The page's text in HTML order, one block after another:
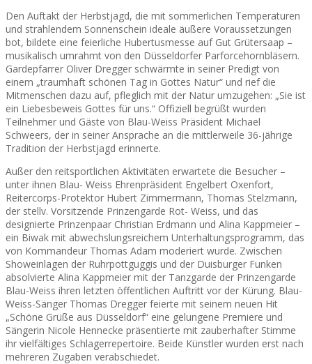
Den Auftakt der Herbstjagd, die mit sommerlichen Temperaturen
und strahlendem Sonnenschein ideale äußere Voraussetzungen
bot, bildete eine feierliche Hubertusmesse auf Gut Grütersaap –
musikalisch umrahmt von den Düsseldorfer Parforcehornbläsern.
Gardepfarrer Oliver Dregger schwärmte in seiner Predigt von
einem „traumhaft schönen Tag in Gottes Natur“ und rief die
Mitmenschen dazu auf, pfleglich mit der Natur umzugehen: „Sie ist
ein Liebesbeweis Gottes für uns.“ Offiziell begrüßt wurden
Teilnehmer und Gäste von Blau-Weiss Präsident Michael
Schweers, der in seiner Ansprache an die mittlerweile 36-jährige
Tradition der Herbstjagd erinnerte.
Außer den reitsportlichen Aktivitäten erwartete die Besucher –
unter ihnen Blau- Weiss Ehrenpräsident Engelbert Oxenfort,
Reitercorps-Protektor Hubert Zimmermann, Thomas Stelzmann,
der stellv. Vorsitzende Prinzengarde Rot- Weiss, und das
designierte Prinzenpaar Christian Erdmann und Alina Kappmeier –
ein Biwak mit abwechslungsreichem Unterhaltungsprogramm, das
von Kommandeur Thomas Adam moderiert wurde. Zwischen
Showeinlagen der Ruhrpottguggis und der Duisburger Funken
absolvierte Alina Kappmeier mit der Tanzgarde der Prinzengarde
Blau-Weiss ihren letzten öffentlichen Auftritt vor der Kürung. Blau-
Weiss-Sänger Thomas Dregger feierte mit seinem neuen Hit
„Schöne Grüße aus Düsseldorf“ eine gelungene Premiere und
Sängerin Nicole Hennecke präsentierte mit zauberhafter Stimme
ihr vielfältiges Schlagerrepertoire. Beide Künstler wurden erst nach
mehreren Zugaben verabschiedet.